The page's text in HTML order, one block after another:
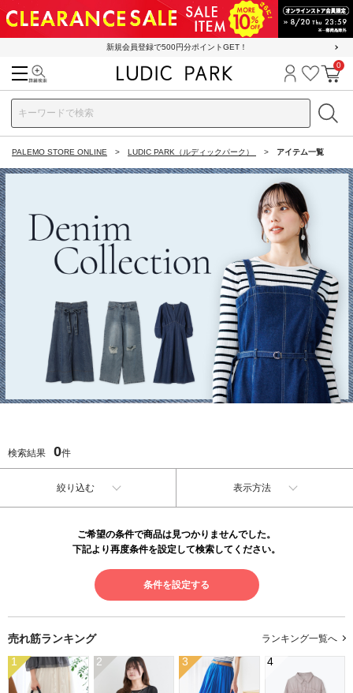
新規会員登録で500円分ポイントGET！
ログイン
お気に
カ
0
PALEMO STORE ONLINE LUDIC PARK（ルディックパーク） アイテム一覧
検索結果 0件
絞り込む 表示方法
ご希望の条件で商品は見つかりませんでした。
下記より再度条件を設定して検索してください。
条件を設定する
売れ筋ランキング ランキング一覧へ
1 2 3 4